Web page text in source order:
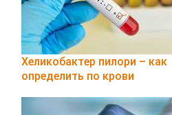
Хеликобактер пилори – как
определить по крови